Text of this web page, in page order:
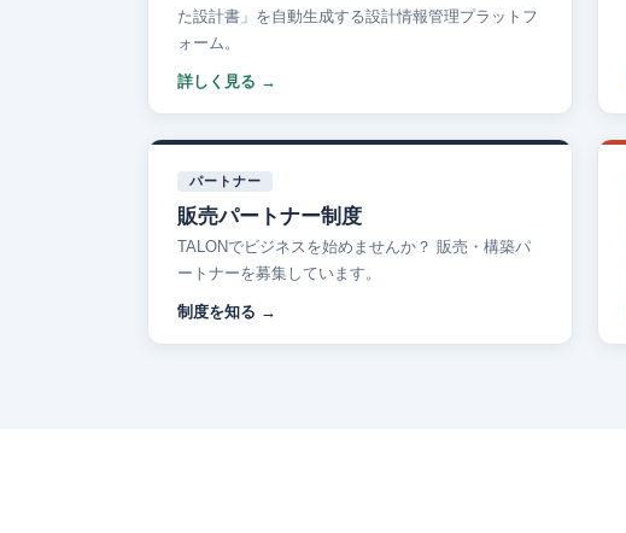
た設計書」を自動生成する設計情報管理プラットフ
ォーム。
詳しく見る
パートナー
販売パートナー制度
TALONでビジネスを始めませんか？ 販売・構築パ
ートナーを募集しています。
制度を知る